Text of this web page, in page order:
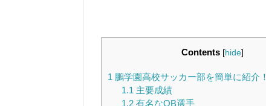
Contents [hide]
1 鵬学園高校サッカー部を簡単に紹介！
1.1 主要成績
1.2有名なOB選手